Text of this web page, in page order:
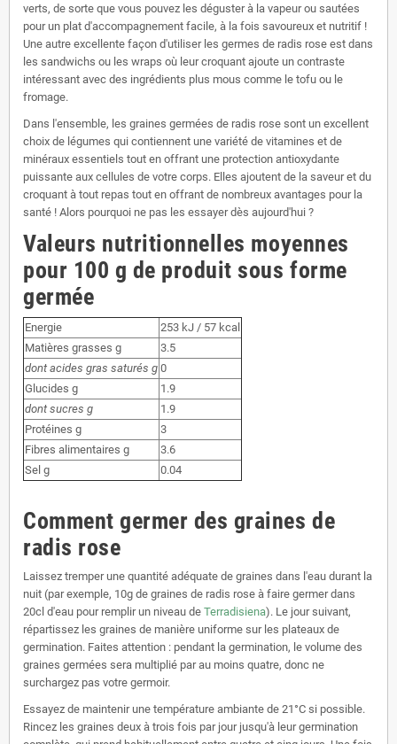
verts, de sorte que vous pouvez les déguster à la vapeur ou sautées
pour un plat d'accompagnement facile, à la fois savoureux et nutritif !
Une autre excellente façon d'utiliser les germes de radis rose est dans
les sandwichs ou les wraps où leur croquant ajoute un contraste
intéressant avec des ingrédients plus mous comme le tofu ou le
fromage.
Dans l'ensemble, les graines germées de radis rose sont un excellent
choix de légumes qui contiennent une variété de vitamines et de
minéraux essentiels tout en offrant une protection antioxydante
puissante aux cellules de votre corps. Elles ajoutent de la saveur et du
croquant à tout repas tout en offrant de nombreux avantages pour la
santé ! Alors pourquoi ne pas les essayer dès aujourd'hui ?
Valeurs nutritionnelles moyennes
pour 100 g de produit sous forme
germée
Energie
253 kJ / 57 kcal
Matières grasses g
3.5
dont acides gras saturés g 0
Glucides g
1.9
dont sucres g
1.9
Protéines g
3
Fibres alimentaires g
3.6
Sel g
0.04
Comment germer des graines de
radis rose
Laissez tremper une quantité adéquate de graines dans l'eau durant la
nuit (par exemple, 10g de graines de radis rose à faire germer dans
20cl d'eau pour remplir un niveau de Terradisiena). Le jour suivant,
répartissez les graines de manière uniforme sur les plateaux de
germination. Faites attention : pendant la germination, le volume des
graines germées sera multiplié par au moins quatre, donc ne
surchargez pas votre germoir.
Essayez de maintenir une température ambiante de 21°C si possible.
Rincez les graines deux à trois fois par jour jusqu'à leur germination